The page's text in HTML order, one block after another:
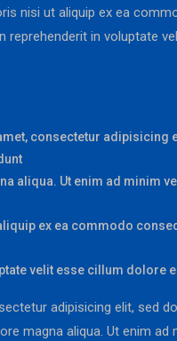
nisi ut aliquip ex ea
reprehenderit in voluptate
consectetur adipisicing
aliqua. Ut enim ad minim
ex ea commodo
velit esse cillum dolore
adipisicing elit, sed
magna aliqua. Ut enim ad